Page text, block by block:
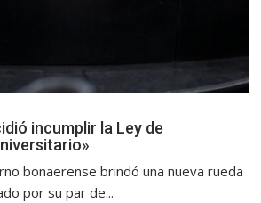
incumplir la Ley de
bonaerense brindó una nueva rueda
por su par de...